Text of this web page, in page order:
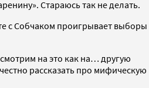
Стараюсь так не делать.
с Собчаком проигрывает выборы
на это как на… другую
рассказать про мифическую